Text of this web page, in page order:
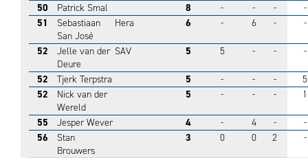
50
Patrick Smal 8 - - -
-
51
Sebastiaan
San José
Hera 6 - 6 - -
52
Jelle van der
Deure
SAV 5 5 - - -
52 Tjerk Terpstra 5 - - -
5
52
Nick van der
Wereld
5 - - - 1
55 Jesper Wever 4 - 4 -
-
56
Stan
Brouwers
3 0 0 2 -